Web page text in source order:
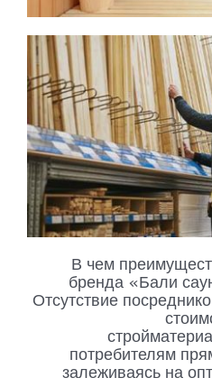
В чем
бренда «Бали
Отсутствие
потребителям
залеживаясь на